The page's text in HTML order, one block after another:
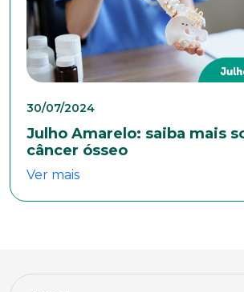
30/07/2024
Julho Amarelo: saiba mais
câncer ósseo
Ver mais